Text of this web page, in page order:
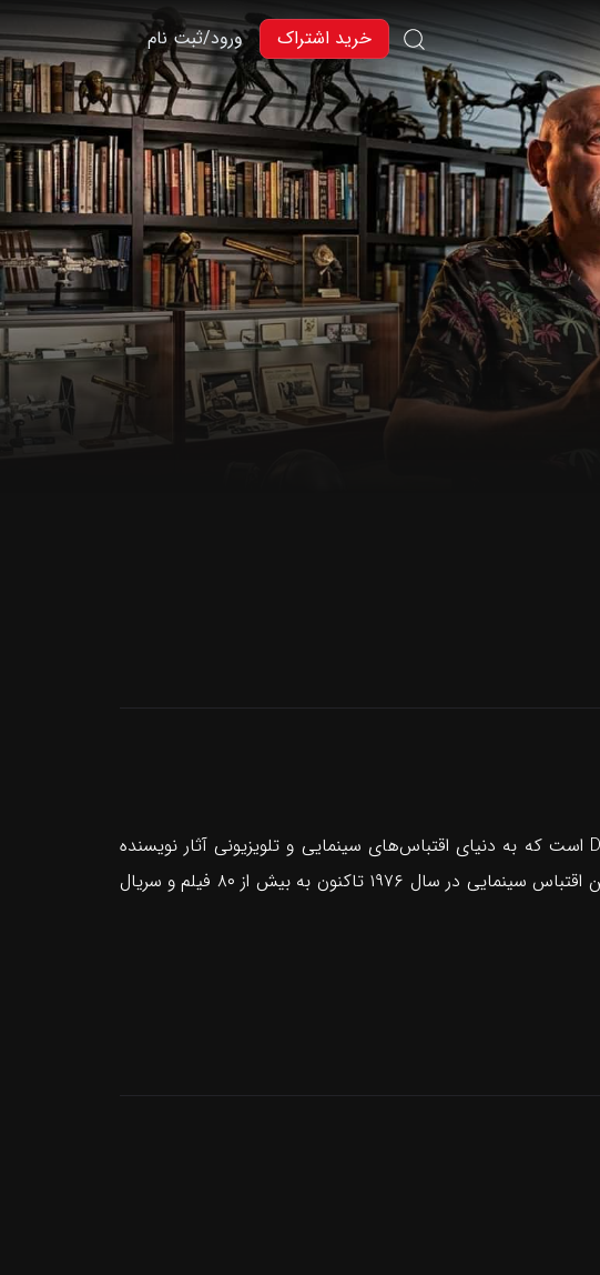
خرید اشتراک ورود/ثبت نام
مستند «کینگ بر پرده سینما» محصول سال ۲۰۲۲ کشورهای فرانسه و بلژیک به کارگردانی Daphné Baiwir است که به دنیای اقتباس‌های سینمایی و تلویزیونی آثار نویسنده
مشهور ژانر وحشت، Stephen King می‌پردازد. این فیلم بررسی می‌کند که چگونه آثار کینگ از زمان نخستین اقتباس سینمایی در سال ۱۹۷۶ تاکنون به بیش از ۸۰ فیلم و سریال